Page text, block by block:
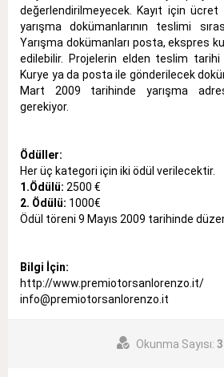
değerlendirilmeyecek. Kayıt için ücret
yarışma dokümanlarının teslimi
Yarışma dokümanları posta, ekspres
edilebilir. Projelerin elden teslim
Kurye ya da posta ile gönderilecek
Mart 2009 tarihinde yarışma
gerekiyor.
Ödüller:
Her üç kategori için iki ödül verilecektir.
1.Ödülü: 2500 €
2. Ödülü: 1000€
Ödül töreni 9 Mayıs 2009 tarihinde
Bilgi İçin:
http://www.premiotorsanlorenzo.it/
info@premiotorsanlorenzo.it
Okunma Sayısı: